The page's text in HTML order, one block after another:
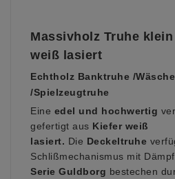
Massivholz Truhe
weiß lasiert
Echtholz Banktruhe /
/Spielzeugtruhe
Eine edel und hochwertig
gefertigt aus Kiefer weiß
lasiert. Die Deckeltruhe
Schlißmechanismus mit
Serie Guldborg bestechen